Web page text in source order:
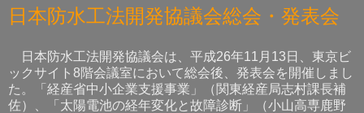
日本防水工法開発協議会総会・発表会
日本防水工法開発協議会は、平成26年11月13日、東京ビ
ックサイト8階会議室において総会後、発表会を開催しまし
た。「経産省中小企業支援事業」（関東経産局志村課長補
佐）、「太陽電池の経年変化と故障診断」（小山高専鹿野